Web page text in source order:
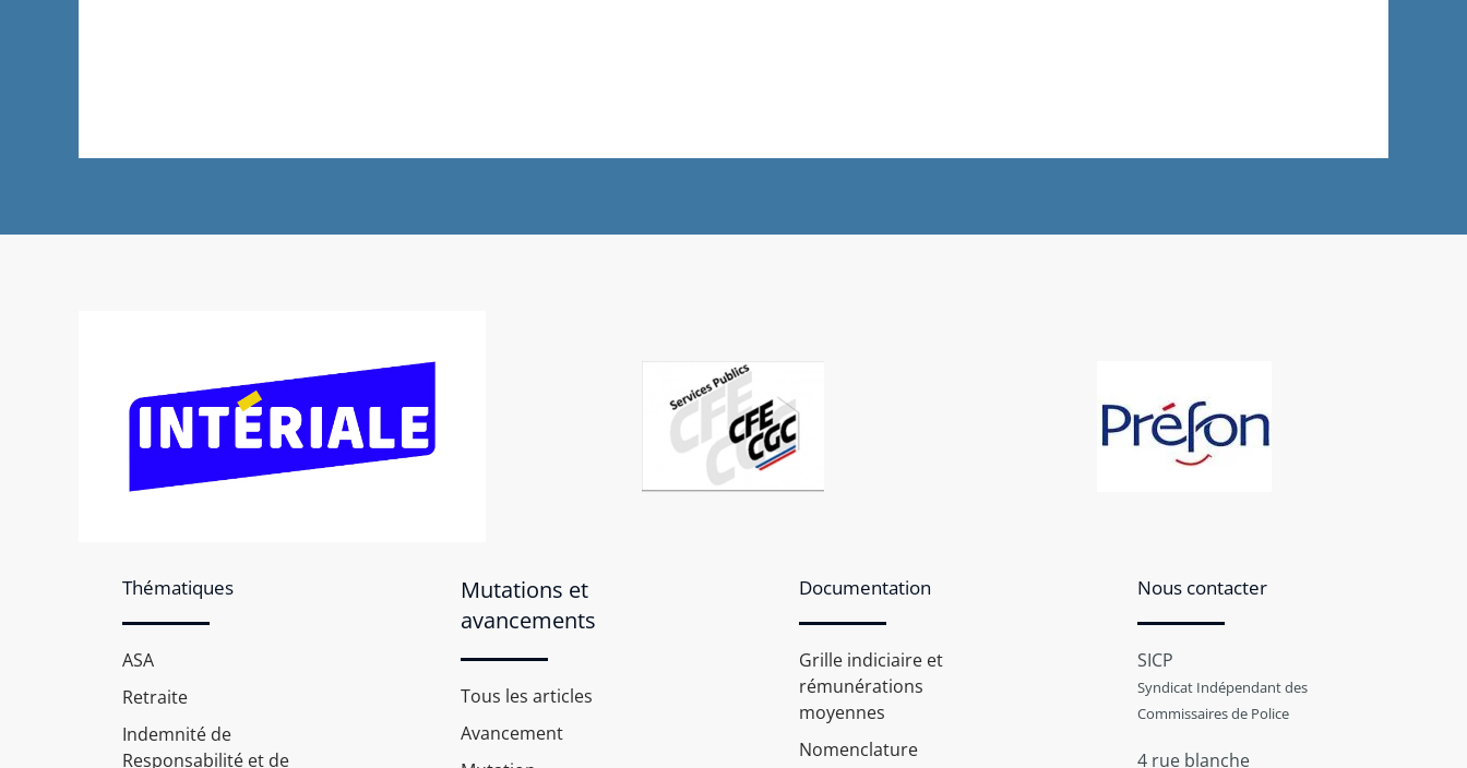
Thématiques
ASA
Retraite
Indemnité de
Responsabilité et de
Mutations et
avancements
Tous les articles
Avancement
Documentation
Grille indiciaire et
rémunérations
moyennes
Nomenclature
Nous contacter
SICP
Syndicat Indépendant des
Commissaires de Police
4 rue blanche